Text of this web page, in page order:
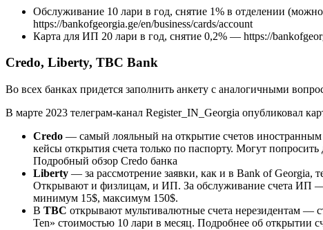
Обслуживание 10 лари в год, снятие 1% в отделении
https://bankofgeorgia.ge/en/business/cards/account
Карта для ИП 20 лари в год, снятие 0,2% — https://
Credo, Liberty, TBC Bank
Во всех банках придется заполнить анкету с аналогичными
В марте 2023 телеграм-канал Register_IN_Georgia опубликовал
Credo — самый лояльный на открытие счетов
кейсы открытия счета только по паспорту. Могут
Подробный обзор Credo банка
Liberty — за рассмотрение заявки, как и в Bank of Georgia,
Открывают и физлицам, и ИП. За обслуживание счета ИП
минимум 15$, максимум 150$.
В TBC открывают мультивалютные счета нерезидентам —
Ten» стоимостью 10 лари в месяц. Подробнее об открытии